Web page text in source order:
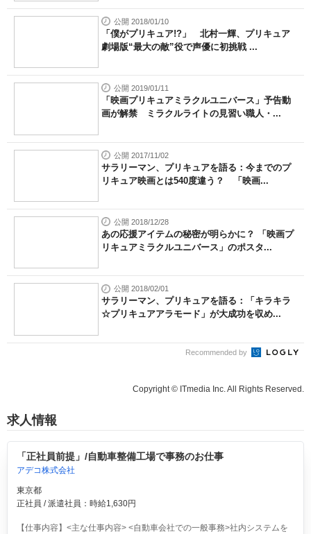
公開 2018/01/10
「僕がプリキュア!?」 北村一輝、プリキュア
劇場版“最大の敵”役で声優に初挑戦 ...
公開 2019/01/11
「映画プリキュアミラクルユニバース」予告動
画が解禁 ミラクルライトの見習い職人・...
公開 2017/11/02
サラリーマン、プリキュアを語る：今までのプ
リキュア映画とは540度違う？ 「映画...
公開 2018/12/28
あの応援アイテムの秘密が明らかに？ 「映画プ
リキュアミラクルユニバース」のポスタ...
公開 2018/02/01
サラリーマン、プリキュアを語る：「キラキラ
☆プリキュアアラモード」が大成功を収め...
Recommended by
Copyright © ITmedia Inc. All Rights Reserved.
求人情報
「正社員前提」/自動車整備工場で事務のお仕事
アデコ株式会社
東京都
正社員 / 派遣社員：時給1,630円
【仕事内容】<主な仕事内容> <自動車会社での一般事務>社内システムを